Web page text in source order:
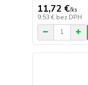
11,72 €/ks
9,53 € bez DPH